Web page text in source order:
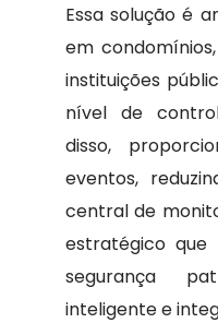
Essa solução é
em
instituições
nível de
disso,
eventos,
central de
estratégico
segurança
inteligente e